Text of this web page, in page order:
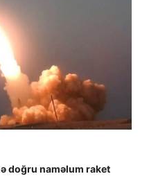
doğru naməlum raket